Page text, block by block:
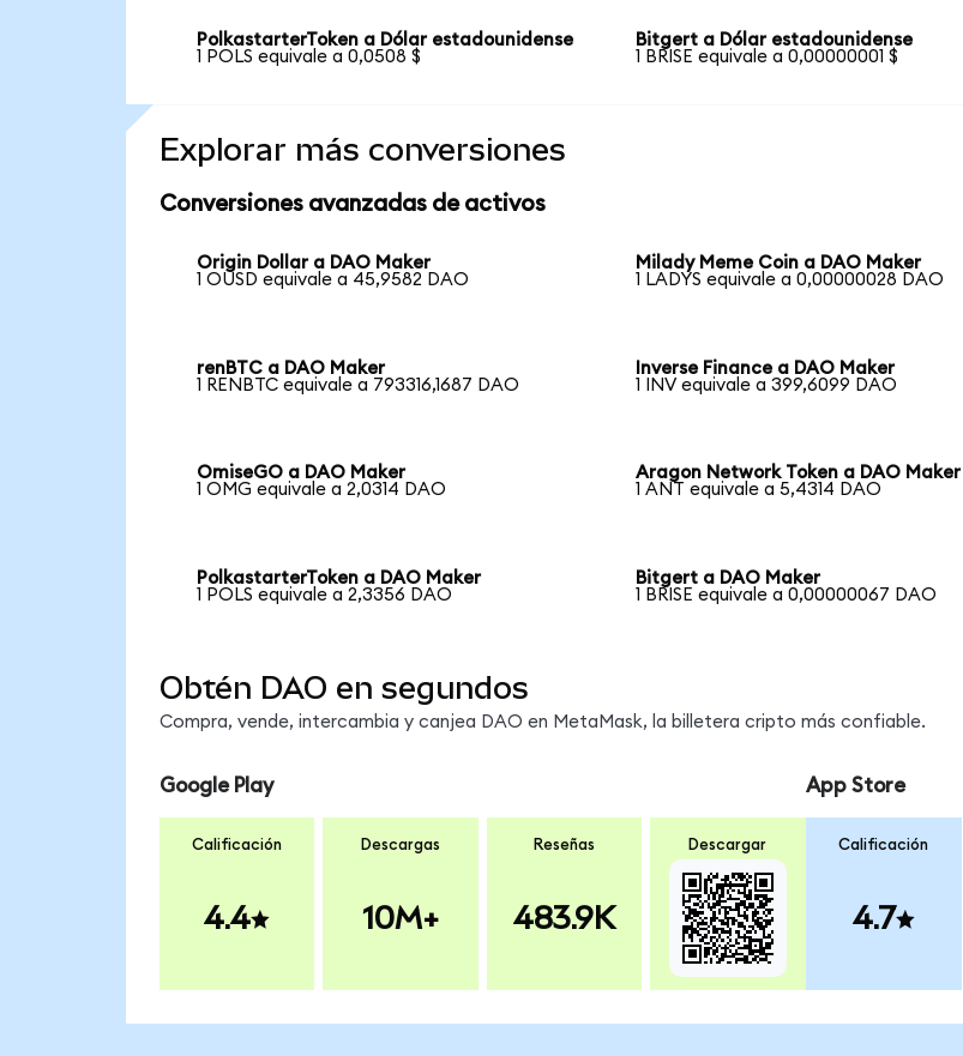
PolkastarterToken a Dólar estadounidense
1 POLS equivale a 0,0508 $
Bitgert a Dólar estadounidense
1 BRISE equivale a 0,00000001 $
Explorar más conversiones
Conversiones avanzadas de activos
Origin Dollar a DAO Maker
1 OUSD equivale a 45,9582 DAO
Milady Meme Coin a DAO Maker
1 LADYS equivale a 0,00000028 DAO
renBTC a DAO Maker
1 RENBTC equivale a 793316,1687 DAO
Inverse Finance a DAO Maker
1 INV equivale a 399,6099 DAO
OmiseGO a DAO Maker
1 OMG equivale a 2,0314 DAO
Aragon Network Token a DAO Maker
1 ANT equivale a 5,4314 DAO
PolkastarterToken a DAO Maker
1 POLS equivale a 2,3356 DAO
Bitgert a DAO Maker
1 BRISE equivale a 0,00000067 DAO
Obtén DAO en segundos
Compra, vende, intercambia y canjea DAO en MetaMask, la billetera cripto más confiable.
Google Play
Calificación
4.4
Descargas
10M+
Reseñas
483.9K
Descargar
App Store
Calificación
4.7